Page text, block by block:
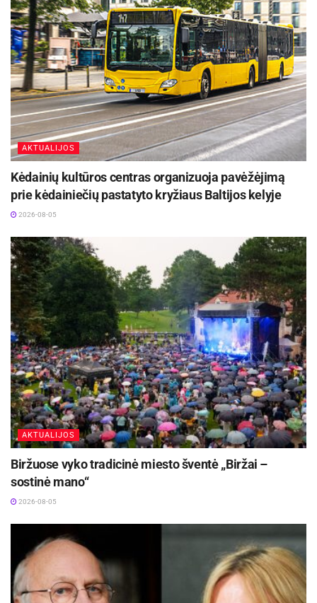
AKTUALIJOS
Kėdainių kultūros centras organizuoja pavėžėjimą
prie kėdainiečių pastatyto kryžiaus Baltijos kelyje
2026-08-05
AKTUALIJOS
Biržuose vyko tradicinė miesto šventė „Biržai –
sostinė mano“
2026-08-05